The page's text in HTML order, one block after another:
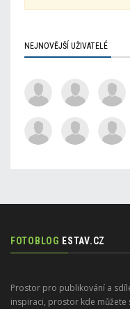
NEJNOVĚJŠÍ UŽIVATELÉ
FOTOBLOG ESTAV.CZ
Prostor pro publikování a
inspiraci, prostor kde